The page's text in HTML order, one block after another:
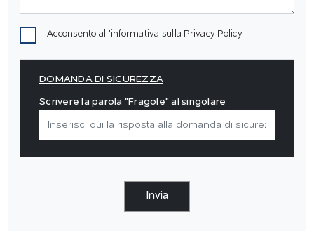
Acconsento all'informativa sulla Privacy Policy
DOMANDA DI SICUREZZA
Scrivere la parola "Fragole" al singolare
Invia